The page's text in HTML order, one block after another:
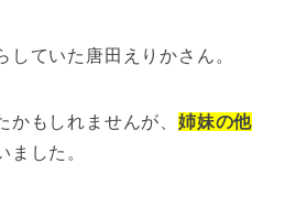
ていた唐田えりかさん。
かもしれませんが、 姉妹の他
ました。